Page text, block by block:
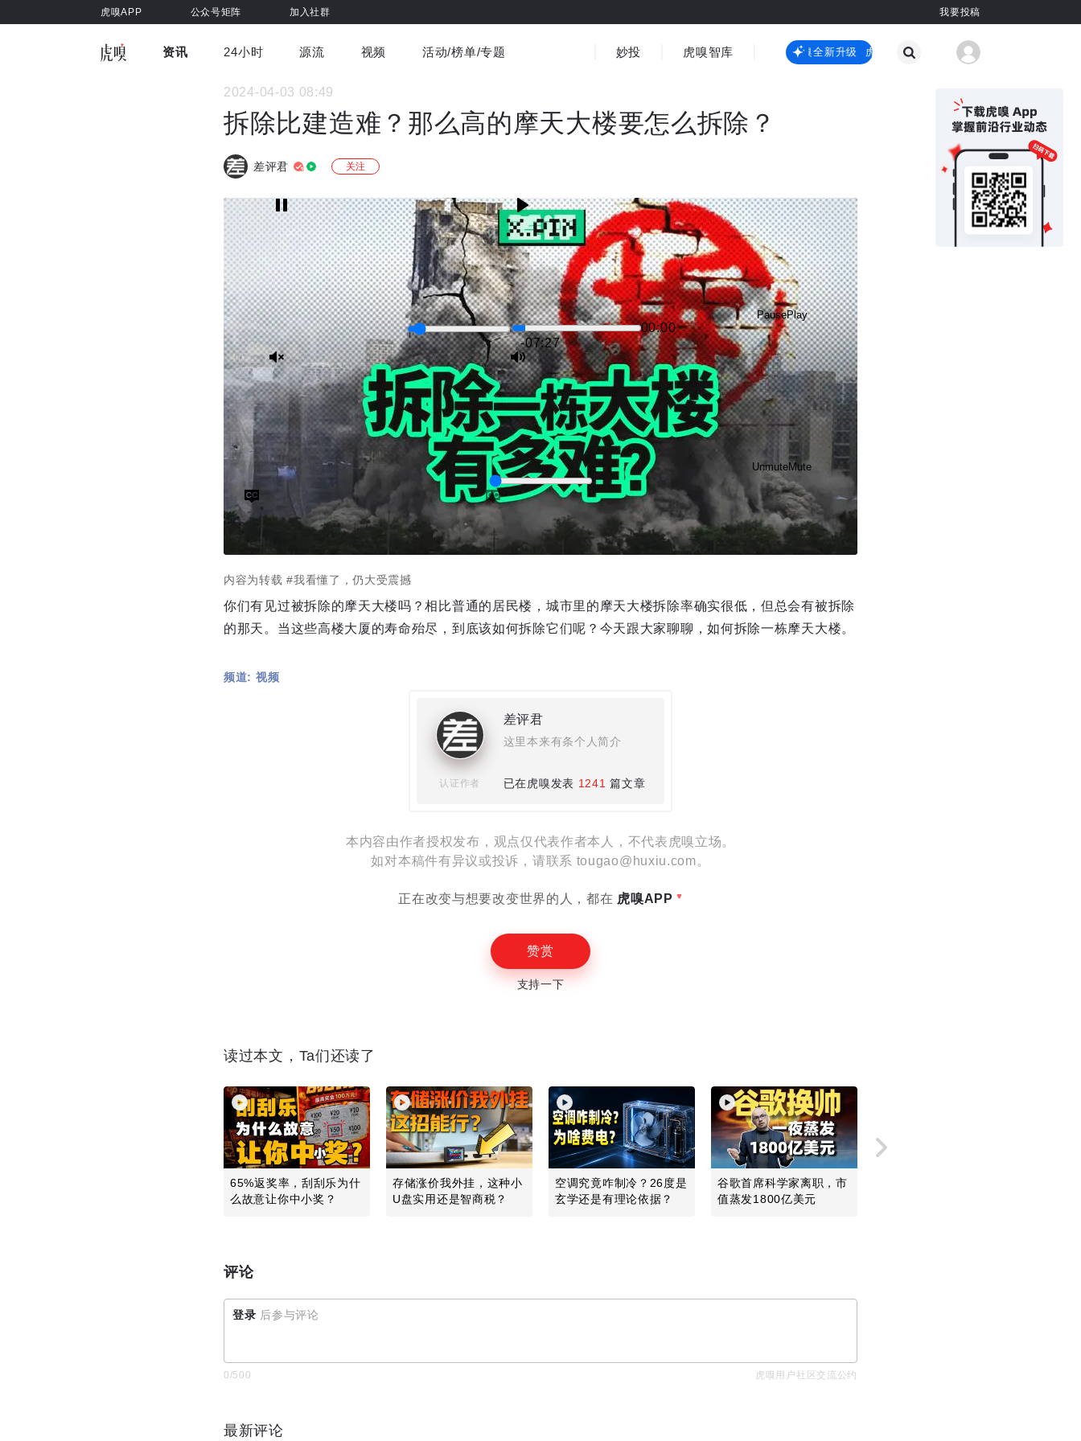
虎嗅APP 公众号矩阵 加入社群 我要投稿
资讯
车与出行
健康 书影音 医疗 3C数码 观点 其他
24小时 源流 视频
虎嗅视界
活动/榜单/专题 妙投 虎嗅智库 虎嗅嗅全新升级 虎嗅嗅全新升级
2024-04-03 08:49
拆除比建造难？那么高的摩天大楼要怎么拆除？
差评君 关注
PausePlay
00:00
-07:26
UnmuteMute
Disable captionsEnable
内容为转载 #我看懂了，仍大受震撼
你们有见过被拆除的摩天大楼吗？相比普通的居民楼，城市里的摩天大楼拆除率确实很低，但总会有被拆除
的那天。当这些高楼大厦的寿命殆尽，到底该如何拆除它们呢？今天跟大家聊聊，如何拆除一栋摩天大楼。
频道: 视频
差评君
这里本来有条个人简介
认证作者 已在虎嗅发表 1241 篇文章
本内容由作者授权发布，观点仅代表作者本人，不代表虎嗅立场。
如对本稿件有异议或投诉，请联系 tougao@huxiu.com。
正在改变与想要改变世界的人，都在 虎嗅APP
赞赏
支持一下
读过本文，Ta们还读了
65%返奖率，刮刮乐为什
么故意让你中小奖？
存储涨价我外挂，这种小
U盘实用还是智商税？
空调究竟咋制冷？26度是
玄学还是有理论依据？
谷歌首席科学家离职，市
值蒸发1800亿美元
评论
登录 后参与评论
0/500 虎嗅用户社区交流公约
最新评论